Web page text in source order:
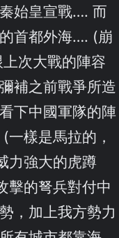
始皇宣戰…. 而
首都外海…. (崩
次大戰的陣容
補之前戰爭所造
下中國軍隊的陣
樣是馬拉的，
力強大的虎蹲
的弩兵對付中
，加上我方勢力